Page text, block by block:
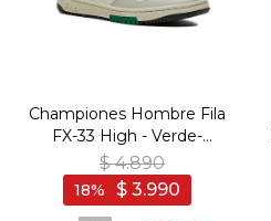
Championes Hombre Fila
FX-33 High - Verde-
Blanco
$ 4.890
$ 3.990
18